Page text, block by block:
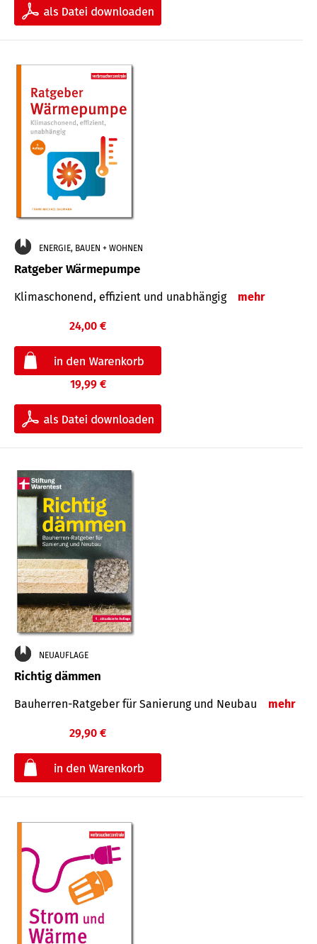
ENERGIE, BAUEN + WOHNEN
Ratgeber Wärmepumpe
Klimaschonend, effizient und unabhängig mehr
24,00 €
19,99 €
NEUAUFLAGE
Richtig dämmen
Bauherren-Ratgeber für Sanierung und Neubau mehr
29,90 €